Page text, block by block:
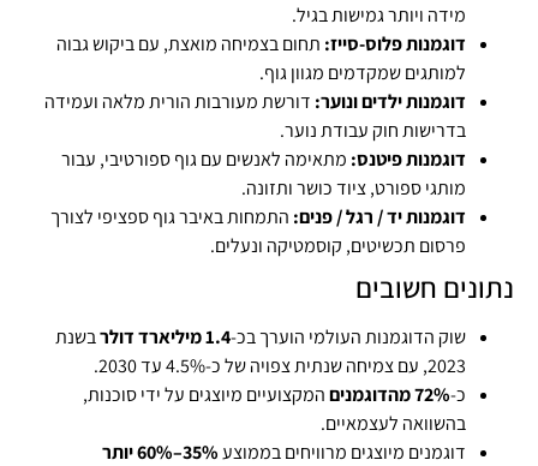
מידה ויותר גמישות בגיל.
דוגמנות פלוס-סייז: תחום בצמיחה מואצת, עם ביקוש גבוה
למותגים שמקדמים מגוון גוף.
דוגמנות ילדים ונוער: דורשת מעורבות הורית מלאה ועמידה
בדרישות חוק עבודת נוער.
דוגמנות פיטנס: מתאימה לאנשים עם גוף ספורטיבי, עבור
מותגי ספורט, ציוד כושר ותזונה.
דוגמנות יד / רגל / פנים: התמחות באיבר גוף ספציפי לצורך
פרסום תכשיטים, קוסמטיקה ונעלים.
נתונים חשובים
שוק הדוגמנות העולמי הוערך בכ-1.4 מיליארד דולר
בשנת
2023, עם צמיחה שנתית צפויה של כ-4.5% עד 2030.
כ-72% מהדוגמנים
המקצועיים מיוצגים על ידי סוכנות,
בהשוואה לעצמאיים.
דוגמנים מיוצגים מרוויחים בממוצע35%–60% יותר